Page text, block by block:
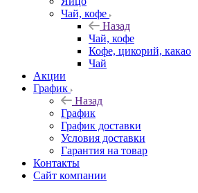
Чай, кофе
Назад
Чай, кофе
Кофе, цикорий, какао
Чай
Акции
График
Назад
График
График доставки
Условия доставки
Гарантия на товар
Контакты
Сайт компании